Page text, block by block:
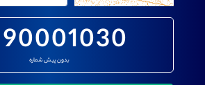
90001030
بدون پیش شماره